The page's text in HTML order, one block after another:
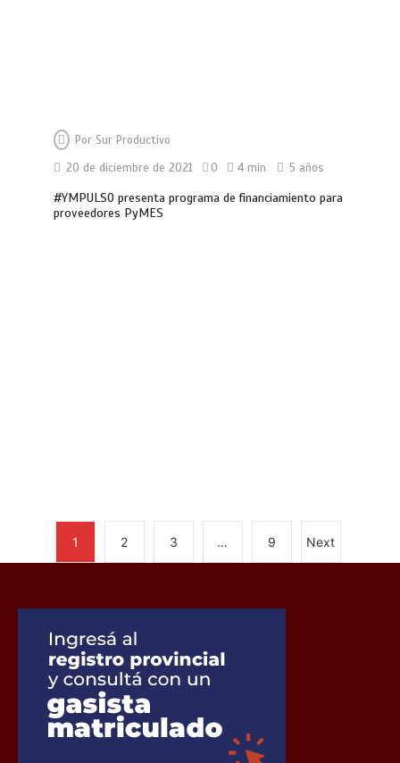
Por Sur Productivo
20 de diciembre de 2021
0 4 min 5 años
#YMPULSO presenta programa de financiamiento para
proveedores PyMES
1 2 3 … 9 Next